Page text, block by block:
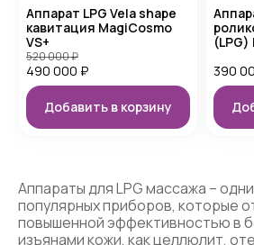
Аппарат LPG Vela shape
кавитация MagiCosmo
VS+
490 000 ₽
520 000₽
Добавить в корзину
390
Аппараты для LPG массажа –
популярных приборов, которые
повышенной эффективностью в
изъянами кожи, как целлюлит,